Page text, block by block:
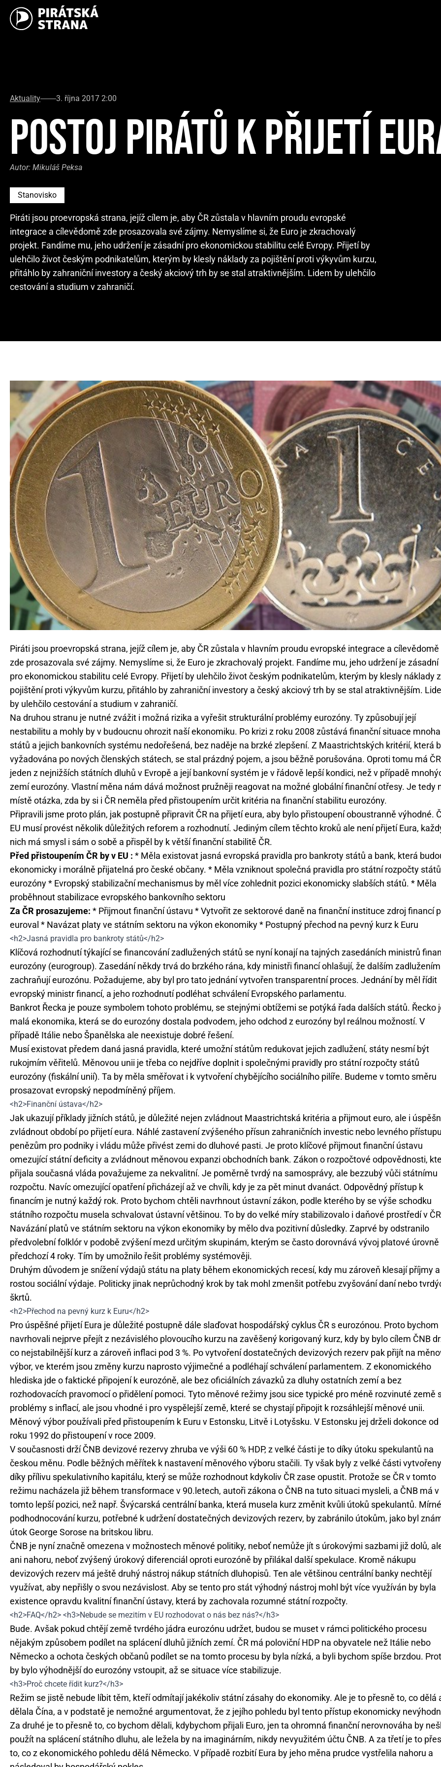
Aktuality 3. října 2017 2:00
POSTOJ PIRÁTŮ K PŘIJETÍ
Autor: Mikuláš Peksa
Stanovisko
Piráti jsou proevropská strana, jejíž cílem je, aby ČR zůstala v hlavním proudu evropské
integrace a cílevědomě zde prosazovala své zájmy. Nemyslíme si, že Euro je zkrachovalý
projekt. Fandíme mu, jeho udržení je zásadní pro ekonomickou stabilitu celé Evropy. Přijetí by
ulehčilo život českým podnikatelům, kterým by klesly náklady za pojištění proti výkyvům kurzu,
přitáhlo by zahraniční investory a český akciový trh by se stal atraktivnějším. Lidem by ulehčilo
cestování a studium v zahraničí.
Piráti jsou proevropská strana, jejíž cílem je, aby ČR zůstala v hlavním proudu evropské integrace a cílevědomě
zde prosazovala své zájmy. Nemyslíme si, že Euro je zkrachovalý projekt. Fandíme mu, jeho udržení je zásadní
pro ekonomickou stabilitu celé Evropy. Přijetí by ulehčilo život českým podnikatelům, kterým by klesly náklady
pojištění proti výkyvům kurzu, přitáhlo by zahraniční investory a český akciový trh by se stal atraktivnějším.
by ulehčilo cestování a studium v zahraničí.
Na druhou stranu je nutné zvážit i možná rizika a vyřešit strukturální problémy eurozóny. Ty způsobují její
nestabilitu a mohly by v budoucnu ohrozit naší ekonomiku. Po krizi z roku 2008 zůstává finanční situace mnoha
států a jejich bankovních systému nedořešená, bez naděje na brzké zlepšení. Z Maastrichtských kritérií, která
vyžadována po nových členských státech, se stal prázdný pojem, a jsou běžně porušována. Oproti tomu má ČR
jeden z nejnižších státních dluhů v Evropě a její bankovní systém je v řádově lepší kondici, než v případě
zemí eurozóny. Vlastní měna nám dává možnost pružněji reagovat na možné globální finanční otřesy. Je tedy
místě otázka, zda by si i ČR neměla před přistoupením určit kritéria na finanční stabilitu eurozóny.
Připravili jsme proto plán, jak postupně připravit ČR na přijetí eura, aby bylo přistoupení oboustranně výhodné.
EU musí provést několik důležitých reforem a rozhodnutí. Jediným cílem těchto kroků ale není přijetí Eura,
nich má smysl i sám o sobě a přispěl by k větší finanční stabilitě ČR.
Před přistoupením ČR by v EU : * Měla existovat jasná evropská pravidla pro bankroty států a bank, která
ekonomicky i morálně přijatelná pro české občany. * Měla vzniknout společná pravidla pro státní rozpočty států
eurozóny * Evropský stabilizační mechanismus by měl více zohlednit pozici ekonomicky slabších států. * Měla
proběhnout stabilizace evropského bankovního sektoru
Za ČR prosazujeme: * Přijmout finanční ústavu * Vytvořit ze sektorové daně na finanční instituce zdroj financí
euroval * Navázat platy ve státním sektoru na výkon ekonomiky * Postupný přechod na pevný kurz k Euru
<h2>Jasná pravidla pro bankroty států</h2>
Klíčová rozhodnutí týkající se financování zadlužených států se nyní konají na tajných zasedáních ministrů
eurozóny (eurogroup). Zasedání někdy trvá do brzkého rána, kdy ministři financí ohlašují, že dalším zadlužením
zachraňují eurozónu. Požadujeme, aby byl pro tato jednání vytvořen transparentní proces. Jednání by měl řídit
evropský ministr financí, a jeho rozhodnutí podléhat schválení Evropského parlamentu.
Bankrot Řecka je pouze symbolem tohoto problému, se stejnými obtížemi se potýká řada dalších států. Řecko
malá ekonomika, která se do eurozóny dostala podvodem, jeho odchod z eurozóny byl reálnou možností. V
případě Itálie nebo Španělska ale neexistuje dobré řešení.
Musí existovat předem daná jasná pravidla, které umožní státům redukovat jejich zadlužení, státy nesmí být
rukojmím věřitelů. Měnovou unii je třeba co nejdříve doplnit i společnými pravidly pro státní rozpočty států
eurozóny (fiskální unií). Ta by měla směřovat i k vytvoření chybějícího sociálního pilíře. Budeme v tomto směru
prosazovat evropský nepodmíněný příjem.
<h2>Finanční ústava</h2>
Jak ukazují příklady jižních států, je důležité nejen zvládnout Maastrichtská kritéria a přijmout euro, ale i
zvládnout období po přijetí eura. Náhlé zastavení zvýšeného přísun zahraničních investic nebo levného
penězům pro podniky i vládu může přivést zemi do dluhové pasti. Je proto klíčové přijmout finanční ústavu
omezující státní deficity a zvládnout měnovou expanzi obchodních bank. Zákon o rozpočtové odpovědnosti,
přijala současná vláda považujeme za nekvalitní. Je poměrně tvrdý na samosprávy, ale bezzubý vůči státnímu
rozpočtu. Navíc omezující opatření přicházejí až ve chvíli, kdy je za pět minut dvanáct. Odpovědný přístup k
financím je nutný každý rok. Proto bychom chtěli navrhnout ústavní zákon, podle kterého by se výše schodku
státního rozpočtu musela schvalovat ústavní většinou. To by do velké míry stabilizovalo i daňové prostředí v
Navázání platů ve státním sektoru na výkon ekonomiky by mělo dva pozitivní důsledky. Zaprvé by odstranilo
předvolební folklór v podobě zvýšení mezd určitým skupinám, kterým se často dorovnává vývoj platové úrovně
předchozí 4 roky. Tím by umožnilo řešit problémy systémověji.
Druhým důvodem je snížení výdajů státu na platy během ekonomických recesí, kdy mu zároveň klesají příjmy a
rostou sociální výdaje. Politicky jinak neprůchodný krok by tak mohl zmenšit potřebu zvyšování daní nebo
škrtů.
<h2>Přechod na pevný kurz k Euru</h2>
Pro úspěšné přijetí Eura je důležité postupně dále slaďovat hospodářský cyklus ČR s eurozónou. Proto bychom
navrhovali nejprve přejít z nezávislého plovoucího kurzu na zavěšený korigovaný kurz, kdy by bylo cílem ČNB
co nejstabilnější kurz a zároveň inflaci pod 3 %. Po vytvoření dostatečných devizových rezerv pak přijít na
výbor, ve kterém jsou změny kurzu naprosto výjimečné a podléhají schválení parlamentem. Z ekonomického
hlediska jde o faktické připojení k eurozóně, ale bez oficiálních závazků za dluhy ostatních zemí a bez
rozhodovacích pravomocí o přidělení pomoci. Tyto měnové režimy jsou sice typické pro méně rozvinuté země
problémy s inflací, ale jsou vhodné i pro vyspělejší země, které se chystají připojit k rozsáhlejší měnové unii.
Měnový výbor používali před přistoupením k Euru v Estonsku, Litvě i Lotyšsku. V Estonsku jej drželi dokonce od
roku 1992 do přistoupení v roce 2009.
V současnosti drží ČNB devizové rezervy zhruba ve výši 60 % HDP, z velké části je to díky útoku spekulantů na
českou měnu. Podle běžných měřítek k nastavení měnového výboru stačili. Ty však byly z velké části vytvořeny
díky přílivu spekulativního kapitálu, který se může rozhodnout kdykoliv ČR zase opustit. Protože se ČR v tomto
režimu nacházela již během transformace v 90.letech, autoři zákona o ČNB na tuto situaci mysleli, a ČNB má v
tomto lepší pozici, než např. Švýcarská centrální banka, která musela kurz změnit kvůli útoků spekulantů. Mírné
podhodnocování kurzu, potřebné k udržení dostatečných devizových rezerv, by zabránilo útokům, jako byl
útok George Sorose na britskou libru.
ČNB je nyní značně omezena v možnostech měnové politiky, neboť nemůže jít s úrokovými sazbami již dolů,
ani nahoru, neboť zvýšený úrokový diferenciál oproti eurozóně by přilákal další spekulace. Kromě nákupu
devizových rezerv má ještě druhý nástroj nákup státních dluhopisů. Ten ale většinou centrální banky nechtějí
využívat, aby nepřišly o svou nezávislost. Aby se tento pro stát výhodný nástroj mohl být více využíván by byla
existence opravdu kvalitní finanční ústavy, která by zachovala rozumné státní rozpočty.
<h2>FAQ</h2> <h3>Nebude se mezitím v EU rozhodovat o nás bez nás?</h3>
Bude. Avšak pokud chtějí země tvrdého jádra eurozónu udržet, budou se muset v rámci politického procesu
nějakým způsobem podílet na splácení dluhů jižních zemí. ČR má poloviční HDP na obyvatele než Itálie nebo
Německo a ochota českých občanů podílet se na tomto procesu by byla nízká, a byli bychom spíše brzdou.
by bylo výhodnější do eurozóny vstoupit, až se situace více stabilizuje.
<h3>Proč chcete řídit kurz?</h3>
Režim se jistě nebude líbit těm, kteří odmítají jakékoliv státní zásahy do ekonomiky. Ale je to přesně to, co dělá
dělala Čína, a v podstatě je nemožné argumentovat, že z jejího pohledu byl tento přístup ekonomicky
Za druhé je to přesně to, co bychom dělali, kdybychom přijali Euro, jen ta ohromná finanční nerovnováha by
použít na splácení státního dluhu, ale ležela by na imaginárním, nikdy nevyužitém účtu ČNB. A za třetí je to
to, co z ekonomického pohledu dělá Německo. V případě rozbití Eura by jeho měna prudce vystřelila nahoru a